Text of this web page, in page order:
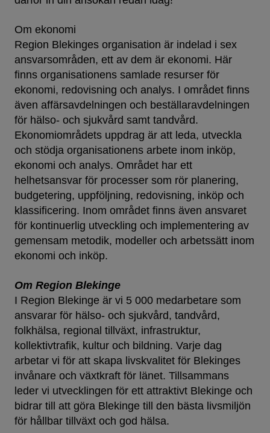
Om ekonomi
Region Blekinges organisation är indelad i sex
ansvarsområden, ett av dem är ekonomi. Här
finns organisationens samlade resurser för
ekonomi, redovisning och analys. I området finns
även affärsavdelningen och beställaravdelningen
för hälso- och sjukvård samt tandvård.
Ekonomiområdets uppdrag är att leda, utveckla
och stödja organisationens arbete inom inköp,
ekonomi och analys. Området har ett
helhetsansvar för processer som rör planering,
budgetering, uppföljning, redovisning, inköp och
klassificering. Inom området finns även ansvaret
för kontinuerlig utveckling och implementering av
gemensam metodik, modeller och arbetssätt inom
ekonomi och inköp.
Om Region Blekinge
I Region Blekinge är vi 5 000 medarbetare som
ansvarar för hälso- och sjukvård, tandvård,
folkhälsa, regional tillväxt, infrastruktur,
kollektivtrafik, kultur och bildning. Varje dag
arbetar vi för att skapa livskvalitet för Blekinges
invånare och växtkraft för länet. Tillsammans
leder vi utvecklingen för ett attraktivt Blekinge och
bidrar till att göra Blekinge till den bästa livsmiljön
för hållbar tillväxt och god hälsa.